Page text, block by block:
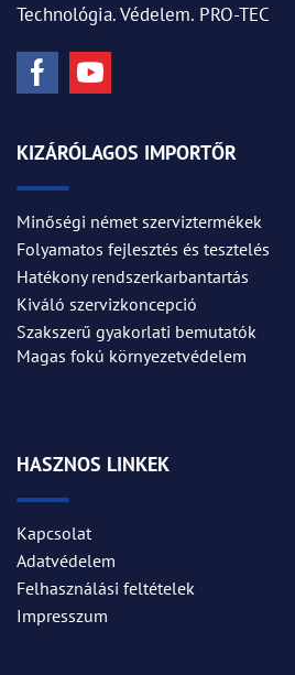
Technológia. Védelem. PRO-TEC
KIZÁRÓLAGOS IMPORTŐR
Minőségi német szerviztermékek
Folyamatos fejlesztés és tesztelés
Hatékony rendszerkarbantartás
Kiváló szervizkoncepció
Szakszerű gyakorlati bemutatók
Magas fokú környezetvédelem
HASZNOS LINKEK
Kapcsolat
Adatvédelem
Felhasználási feltételek
Impresszum